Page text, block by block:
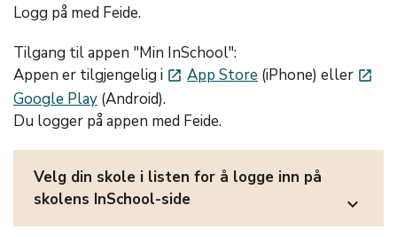
Logg på med Feide.
Tilgang til appen "Min InSchool":
Appen er tilgjengelig i launch App Store (iPhone) eller launch
Google Play (Android).
Du logger på appen med Feide.
Velg din skole i listen for å logge inn på
skolens InSchool-side
expand_more